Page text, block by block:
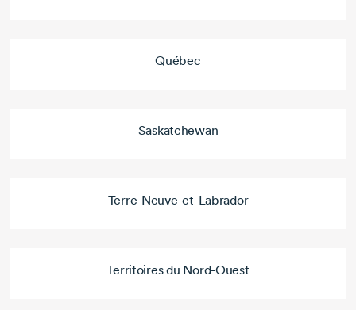
Québec
Saskatchewan
Terre-Neuve-et-Labrador
Territoires du Nord-Ouest